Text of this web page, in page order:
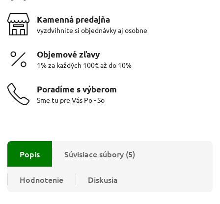
Kamenná predajňa
vyzdvihnite si objednávky aj osobne
Objemové zľavy
1% za každých 100€ až do 10%
Poradíme s výberom
Sme tu pre Vás Po - So
Popis Súvisiace súbory (5)
Hodnotenie Diskusia